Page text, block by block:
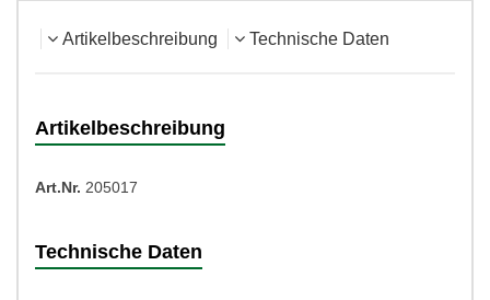
Artikelbeschreibung Technische Daten
Artikelbeschreibung
Art.Nr. 205017
Technische Daten